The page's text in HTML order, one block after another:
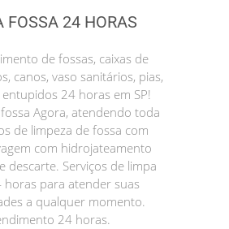
FOSSA 24 HORAS
de fossas, caixas de
canos, vaso sanitários, pias,
24 horas em SP!
Agora, atendendo toda
de limpeza de fossa com
com hidrojateamento
descarte. Serviços de limpa
horas para atender suas
a qualquer momento.
24 horas.